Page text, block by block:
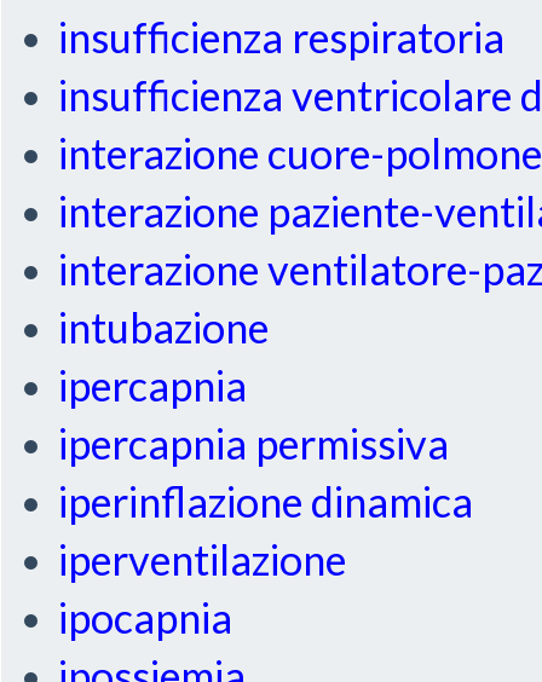
insufficienza respiratoria
insufficienza ventricolare
interazione cuore-polmone
interazione paziente-
interazione ventilatore-
intubazione
ipercapnia
ipercapnia permissiva
iperinflazione dinamica
iperventilazione
ipocapnia